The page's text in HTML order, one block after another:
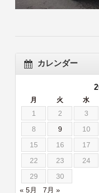
カレンダー
月 火 水
1 2 3
8
9 10
15
16 17
22
23 24
29
30
« 5月
7月 »